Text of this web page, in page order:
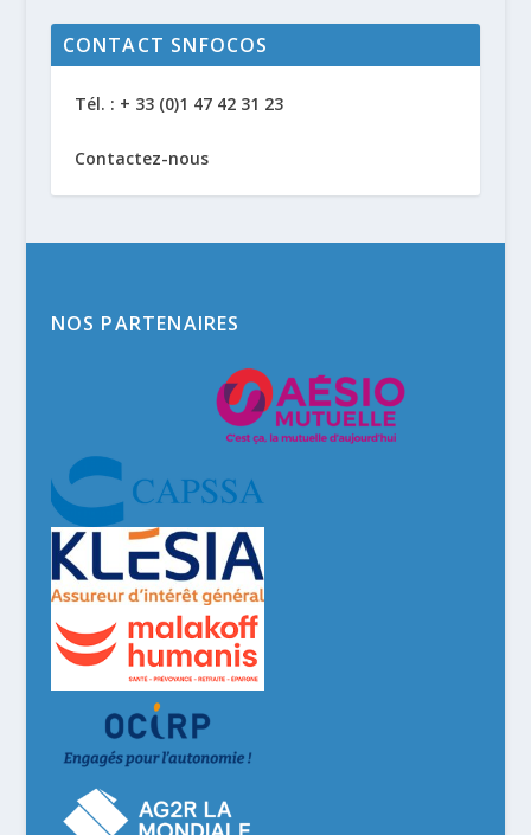
CONTACT SNFOCOS
Tél. : + 33 (0)1 47 42 31 23
Contactez-nous
NOS PARTENAIRES